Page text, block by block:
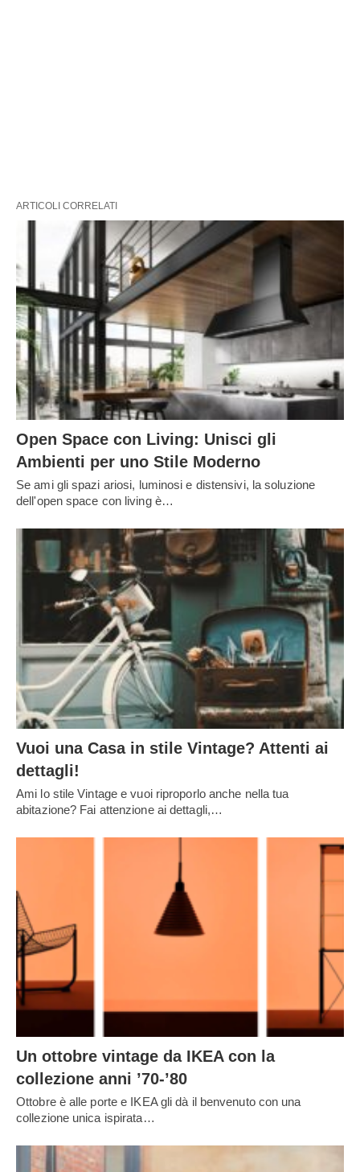
ARTICOLI CORRELATI
Open Space con Living: Unisci gli
Ambienti per uno Stile Moderno
Se ami gli spazi ariosi, luminosi e distensivi, la soluzione
dell'open space con living è…
Vuoi una Casa in stile Vintage? Attenti ai
dettagli!
Ami lo stile Vintage e vuoi riproporlo anche nella tua
abitazione? Fai attenzione ai dettagli,…
Un ottobre vintage da IKEA con la
collezione anni ’70-’80
Ottobre è alle porte e IKEA gli dà il benvenuto con una
collezione unica ispirata…